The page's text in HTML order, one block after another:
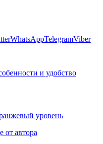
WhatsAppTelegramViber
и удобство
уровень
от автора